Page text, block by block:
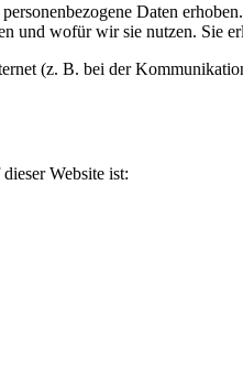
Daten
und wofür wir sie nutzen. Sie
(z. B. bei der
Website ist: